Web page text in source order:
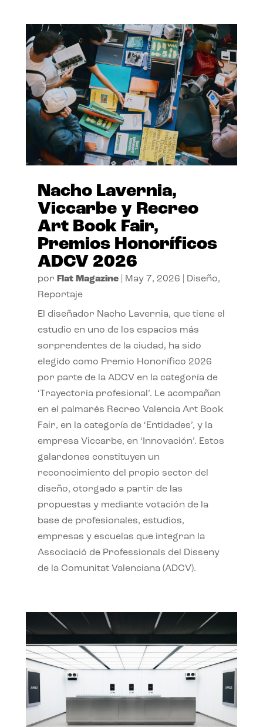
Nacho Lavernia,
Viccarbe y Recreo
Art Book Fair,
Premios Honoríficos
ADCV 2026
por Flat Magazine| May 7, 2026 Diseño,
Reportaje
El diseñador Nacho Lavernia, que tiene el
estudio en uno de los espacios más
sorprendentes de la ciudad, ha sido
elegido como Premio Honorífico 2026
por parte de la ADCV en la categoría de
‘Trayectoria profesional’. Le acompañan
en el palmarés Recreo Valencia Art Book
Fair, en la categoría de ‘Entidades’, y la
empresa Viccarbe, en ‘Innovación’. Estos
galardones constituyen un
reconocimiento del propio sector del
diseño, otorgado a partir de las
propuestas y mediante votación de la
base de profesionales, estudios,
empresas y escuelas que integran la
Associació de Professionals del Disseny
de la Comunitat Valenciana (ADCV).